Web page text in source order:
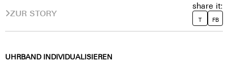
ZUR STORY
share it:
T FB
UHRBAND INDIVIDUALISIEREN